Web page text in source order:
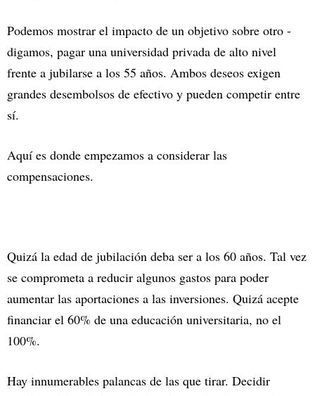
Podemos mostrar el impacto de un objetivo sobre otro -
digamos, pagar una universidad privada de alto nivel
frente a jubilarse a los 55 años. Ambos deseos exigen
grandes desembolsos de efectivo y pueden competir entre
sí.
Aquí es donde empezamos a considerar las
compensaciones.
Quizá la edad de jubilación deba ser a los 60 años. Tal vez
se comprometa a reducir algunos gastos para poder
aumentar las aportaciones a las inversiones. Quizá acepte
financiar el 60% de una educación universitaria, no el
100%.
Hay innumerables palancas de las que tirar. Decidir